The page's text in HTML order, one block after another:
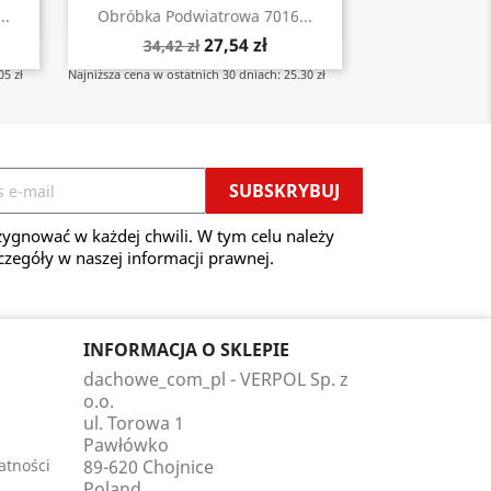
zł
Obróbka Podwiatrowa 7016...
34,42 zł 27,54 zł
Najniższa cena w ostatnich 30 dniach: 25.30 zł
Szybki podgląd
w każdej chwili. W tym celu należy
w naszej informacji prawnej.
INFORMACJA O SKLEPIE
dachowe_com_pl - VERPOL Sp. z
o.o.
ul. Torowa 1
Pawłówko
89-620 Chojnice